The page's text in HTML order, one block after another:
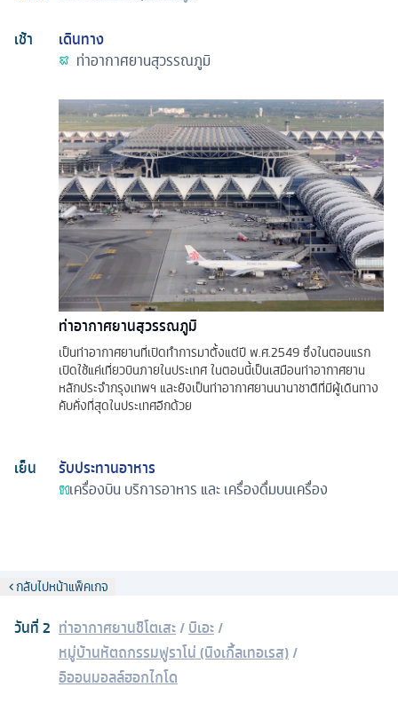
เช้า
เดินทาง
ท่าอากาศยานสุวรรณภูมิ
ท่าอากาศยานสุวรรณภูมิ
เป็นท่าอากาศยานที่เปิดทำการมาตั้งแต่ปี พ.ศ.2549 ซึ่งในตอนแรก
เปิดใช้แค่เที่ยวบินภายในประเทศ ในตอนนี้เป็นเสมือนท่าอากาศยาน
หลักประจำกรุงเทพฯ และยังเป็นท่าอากาศยานนานาชาติที่มีผู้เดินทาง
คับคั่งที่สุดในประเทศอีกด้วย
เย็น
รับประทานอาหาร
เครื่องบิน บริการอาหาร และ เครื่องดื่มบนเครื่อง
กลับไปหน้าแพ็คเกจ
วันที่2 ท่าอากาศยานชิโตเสะ/บิเอะ/
หมู่บ้านหัตถกรรมฟูราโน่ (นิงเกิ้ลเทอเรส)/
อิออนมอลล์ฮอกไกโด